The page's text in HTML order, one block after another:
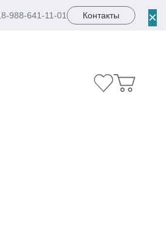
8-988-641-11-01 Контакты ×